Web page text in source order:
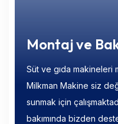
Montaj ve
Süt ve gıda makineleri
Milkman Makine siz
sunmak için
bakımında bizden